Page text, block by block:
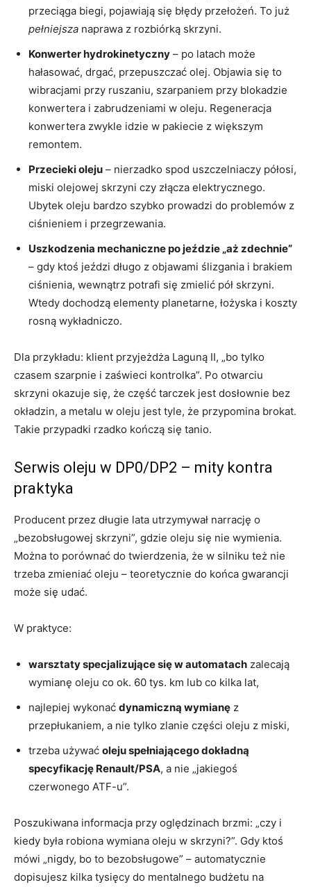
przeciąga biegi, pojawiają się błędy przełożeń. To już
pełniejsza naprawa z rozbiórką skrzyni.
Konwerter hydrokinetyczny – po latach może
hałasować, drgać, przepuszczać olej. Objawia się to
wibracjami przy ruszaniu, szarpaniem przy blokadzie
konwertera i zabrudzeniami w oleju. Regeneracja
konwertera zwykle idzie w pakiecie z większym
remontem.
Przecieki oleju – nierzadko spod uszczelniaczy półosi,
miski olejowej skrzyni czy złącza elektrycznego.
Ubytek oleju bardzo szybko prowadzi do problemów z
ciśnieniem i przegrzewania.
Uszkodzenia mechaniczne po jeździe „aż zdechnie”
– gdy ktoś jeździ długo z objawami ślizgania i brakiem
ciśnienia, wewnątrz potrafi się zmielić pół skrzyni.
Wtedy dochodzą elementy planetarne, łożyska i koszty
rosną wykładniczo.
Dla przykładu: klient przyjeżdża Laguną II, „bo tylko
czasem szarpnie i zaświeci kontrolka”. Po otwarciu
skrzyni okazuje się, że część tarczek jest dosłownie bez
okładzin, a metalu w oleju jest tyle, że przypomina brokat.
Takie przypadki rzadko kończą się tanio.
Serwis oleju w DP0/DP2 – mity kontra
praktyka
Producent przez długie lata utrzymywał narrację o
„bezobsługowej skrzyni”, gdzie oleju się nie wymienia.
Można to porównać do twierdzenia, że w silniku też nie
trzeba zmieniać oleju – teoretycznie do końca gwarancji
może się udać.
W praktyce:
warsztaty specjalizujące się w automatach zalecają
wymianę oleju co ok. 60 tys. km lub co kilka lat,
najlepiej wykonać dynamiczną wymianę z
przepłukaniem, a nie tylko zlanie części oleju z miski,
trzeba używać oleju spełniającego dokładną
specyfikację Renault/PSA, a nie „jakiegoś
czerwonego ATF-u”.
Poszukiwana informacja przy oględzinach brzmi: „czy i
kiedy była robiona wymiana oleju w skrzyni?”. Gdy ktoś
mówi „nigdy, bo to bezobsługowe” – automatycznie
dopisujesz kilka tysięcy do mentalnego budżetu na